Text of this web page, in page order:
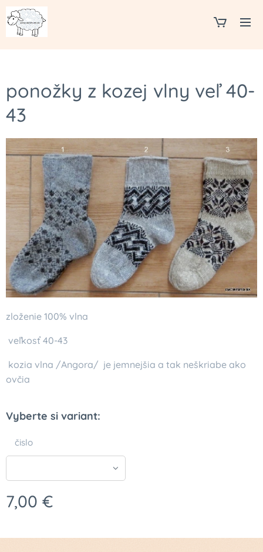
ponožky z kozej vlny veľ 40-
43
zloženie 100% vlna
veľkosť 40-43
kozia vlna /Angora/ je jemnejšia a tak neškriabe ako
ovčia
Vyberte si variant:
čislo
7,00 €